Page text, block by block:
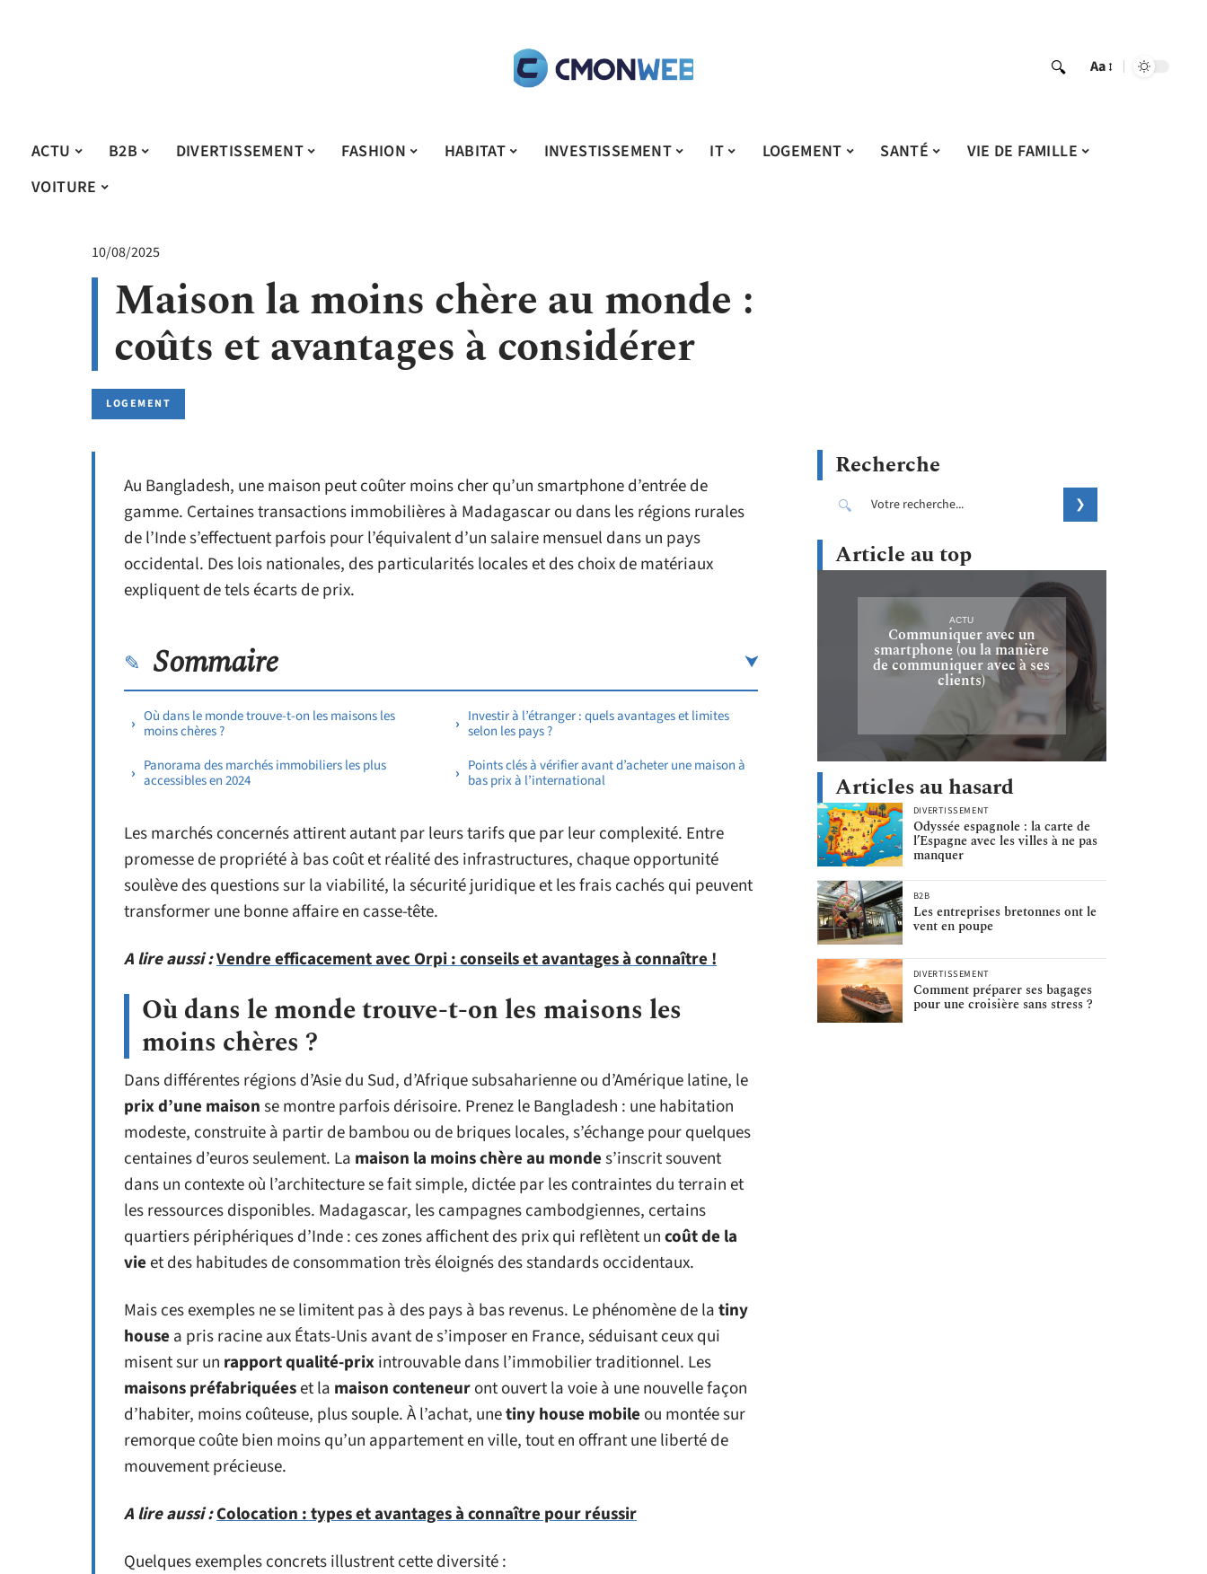
Aa
ACTU B2B DIVERTISSEMENT FASHION HABITAT INVESTISSEMENT IT LOGEMENT SANTÉ
VIE DE FAMILLE
VOITURE
10/08/2025
Maison la moins chère au monde :
coûts et avantages à considérer
LOGEMENT
Au Bangladesh, une maison peut coûter moins cher qu’un smartphone d’entrée de
gamme. Certaines transactions immobilières à Madagascar ou dans les régions rurales
de l’Inde s’effectuent parfois pour l’équivalent d’un salaire mensuel dans un pays
occidental. Des lois nationales, des particularités locales et des choix de matériaux
expliquent de tels écarts de prix.
Sommaire
Où dans le monde trouve-t-on les maisons les
moins chères ?
Panorama des marchés immobiliers les plus
accessibles en 2024
Investir à l’étranger : quels avantages et limites
selon les pays ?
Points clés à vérifier avant d’acheter une maison à
bas prix à l’international
Les marchés concernés attirent autant par leurs tarifs que par leur complexité. Entre
promesse de propriété à bas coût et réalité des infrastructures, chaque opportunité
soulève des questions sur la viabilité, la sécurité juridique et les frais cachés qui peuvent
transformer une bonne affaire en casse-tête.
A lire aussi :Vendre efficacement avec Orpi : conseils et avantages à connaître !
Où dans le monde trouve-t-on les maisons les
moins chères ?
Dans différentes régions d’Asie du Sud, d’Afrique subsaharienne ou d’Amérique latine, le
prix d’une maisonse montre parfois dérisoire. Prenez le Bangladesh : une habitation
modeste, construite à partir de bambou ou de briques locales, s’échange pour quelques
centaines d’euros seulement. La maison la moins chère au mondes’inscrit souvent
dans un contexte où l’architecture se fait simple, dictée par les contraintes du terrain et
les ressources disponibles. Madagascar, les campagnes cambodgiennes, certains
quartiers périphériques d’Inde : ces zones affichent des prix qui reflètent uncoût de la
vieet des habitudes de consommation très éloignés des standards occidentaux.
Mais ces exemples ne se limitent pas à des pays à bas revenus. Le phénomène de latiny
house a pris racine aux États-Unis avant de s’imposer en France, séduisant ceux qui
misent sur un rapport qualité-prixintrouvable dans l’immobilier traditionnel. Les
maisons préfabriquéeset la maison conteneuront ouvert la voie à une nouvelle façon
d’habiter, moins coûteuse, plus souple. À l’achat, unetiny house mobile ou montée sur
remorque coûte bien moins qu’un appartement en ville, tout en offrant une liberté de
mouvement précieuse.
A lire aussi :Colocation : types et avantages à connaître pour réussir
Quelques exemples concrets illustrent cette diversité :
Recherche
Article au top
ACTU
Communiquer avec un
smartphone (ou la manière
de communiquer avec à ses
clients)
Articles au hasard
DIVERTISSEMENT
Odyssée espagnole : la carte de
l’Espagne avec les villes à ne pas
manquer
B2B
Les entreprises bretonnes ont le
vent en poupe
DIVERTISSEMENT
Comment préparer ses bagages
pour une croisière sans stress ?